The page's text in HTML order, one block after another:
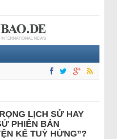
LỊCH SỬ HAY
PHIÊN BẢN
KỂ TUỲ HỨNG”?